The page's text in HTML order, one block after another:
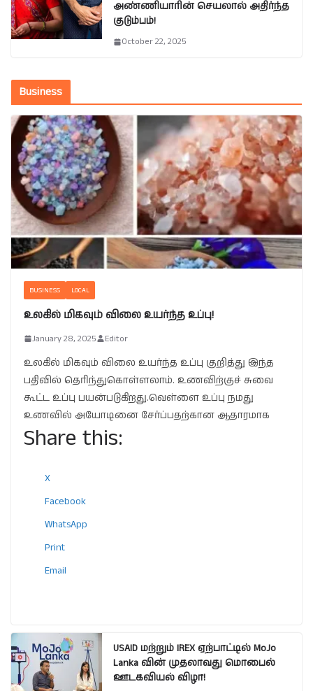
அண்ணியாரின் செயலால் அதிர்ந்த
குடும்பம்!
October 22, 2025
Business
BUSINESS LOCAL
உலகில் மிகவும் விலை உயர்ந்த உப்பு!
January 28, 2025 Editor
உலகில் மிகவும் விலை உயர்ந்த உப்பு குறித்து இந்த
பதிவில் தெரிந்துகொள்ளலாம். உணவிற்குச் சுவை
கூட்ட உப்பு பயன்படுகிறது.வெள்ளை உப்பு நமது
உணவில் அயோடினை சேர்ப்பதற்கான ஆதாரமாக
Share this:
X
Facebook
WhatsApp
Print
Email
USAID மற்றும் IREX ஏற்பாட்டில் MoJo
Lanka வின் முதலாவது மொபைல்
ஊடகவியல் விழா!